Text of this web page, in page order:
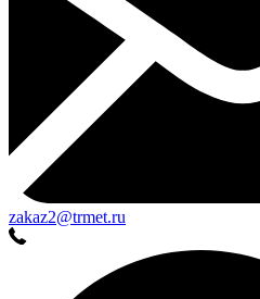
zakaz2@trmet.ru